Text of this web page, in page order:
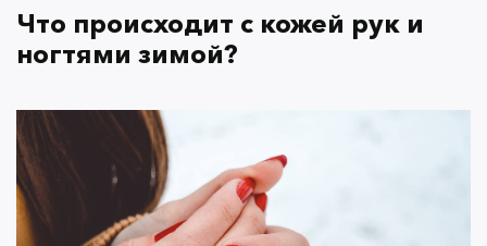
не только увидите, но и почувствуете
последствия: трещинки, зуд, покраснения,
Почему зимой коже рук и тела нужно
повышенное внимание?
Что происходит с кожей рук и
ногтями зимой?